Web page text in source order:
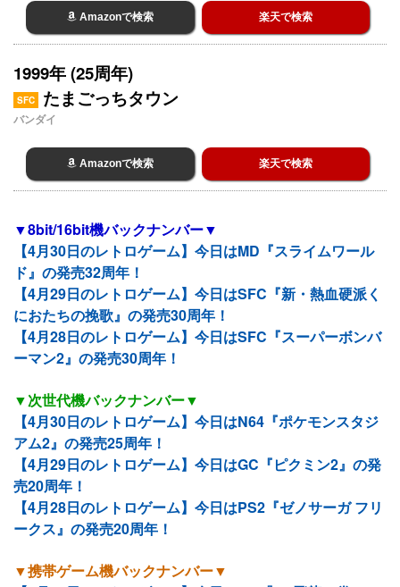
Amazonで検索 楽天で検索
1999年 (25周年)
SFC たまごっちタウン
バンダイ
Amazonで検索 楽天で検索
▼8bit/16bit機バックナンバー▼
【4月30日のレトロゲーム】今日はMD『スライムワール
ド』の発売32周年！
【4月29日のレトロゲーム】今日はSFC『新・熱血硬派く
におたちの挽歌』の発売30周年！
【4月28日のレトロゲーム】今日はSFC『スーパーボンバ
ーマン2』の発売30周年！
▼次世代機バックナンバー▼
【4月30日のレトロゲーム】今日はN64『ポケモンスタジ
アム2』の発売25周年！
【4月29日のレトロゲーム】今日はGC『ピクミン2』の発
売20周年！
【4月28日のレトロゲーム】今日はPS2『ゼノサーガ フリ
ークス』の発売20周年！
▼携帯ゲーム機バックナンバー▼